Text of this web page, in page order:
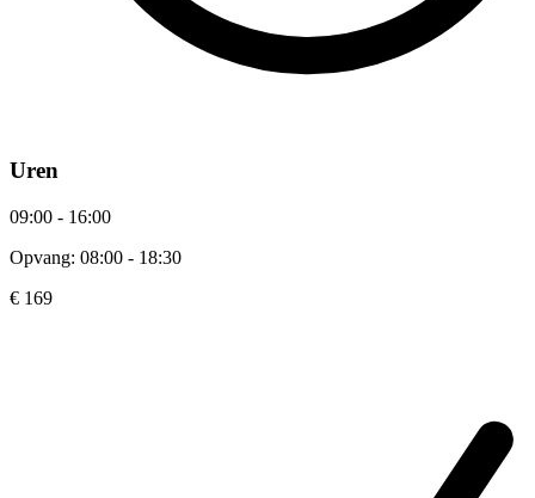
Uren
09:00 - 16:00
Opvang: 08:00 - 18:30
€ 169